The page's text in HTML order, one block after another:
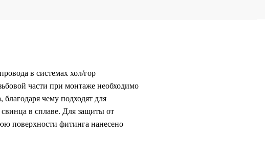
в системах хол/гор
части при монтаже необходимо
чему подходят для
в сплаве. Для защиты от
поверхности фитинга нанесено